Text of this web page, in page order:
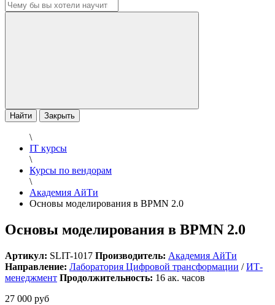
Найти Закрыть
\
IT курсы
\
Курсы по вендорам
\
Академия АйТи
Основы моделирования в BPMN 2.0
Основы моделирования в BPMN 2.0
Артикул: SLIT-1017 Производитель: Академия АйТи
Направление: Лаборатория Цифровой трансформации /ИТ-
менеджмент Продолжительность: 16 ак. часов
27 000 руб